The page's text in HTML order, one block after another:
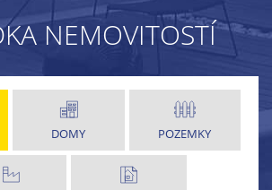
NEMOVITOSTÍ
DOMY POZEMKY